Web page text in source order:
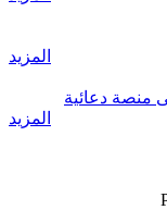
المزيد
منصة دعائية
المزيد